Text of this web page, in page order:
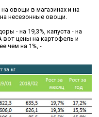
овощи в магазинах и на
несезонные овощи.
- на 19,3%, капуста - на
вот цены на картофель и
чем на 1%, -